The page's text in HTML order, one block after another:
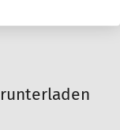
gesetzl.